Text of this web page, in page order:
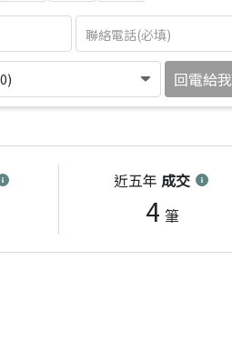
回電給我
近五年 成交
4 筆